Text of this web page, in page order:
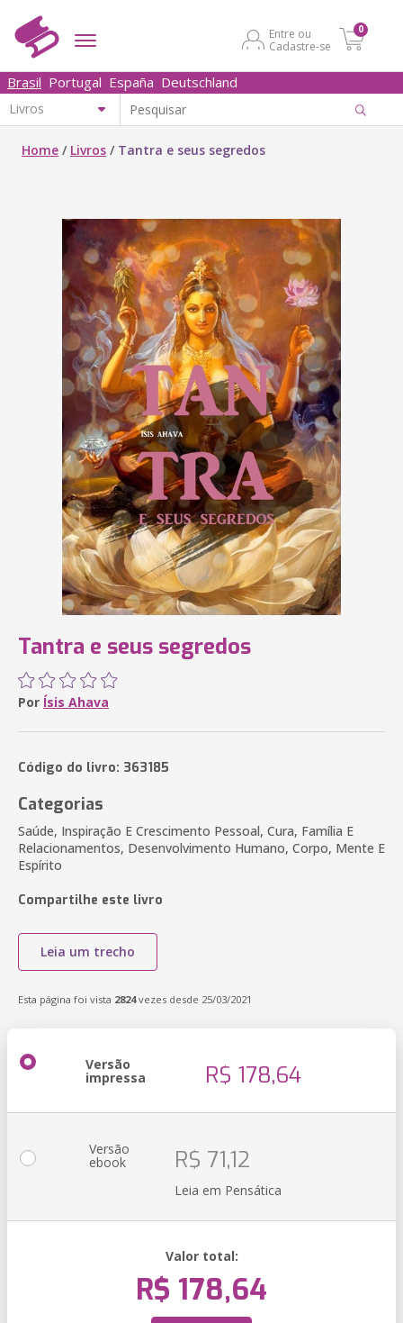
Entre ou
Cadastre-se
0
Brasil Portugal España Deutschland
Home / Livros / Tantra e seus segredos
Tantra e seus segredos
Por Ísis Ahava
Código do livro: 363185
Categorias
Saúde, Inspiração E Crescimento Pessoal, Cura, Família E
Relacionamentos, Desenvolvimento Humano, Corpo, Mente E
Espírito
Compartilhe este livro
Leia um trecho
Esta página foi vista 2824vezes desde 25/03/2021
Versão
impressa R$ 178,64
Versão
ebook R$ 71,12
Leia em Pensática
Valor total:
R$ 178,64